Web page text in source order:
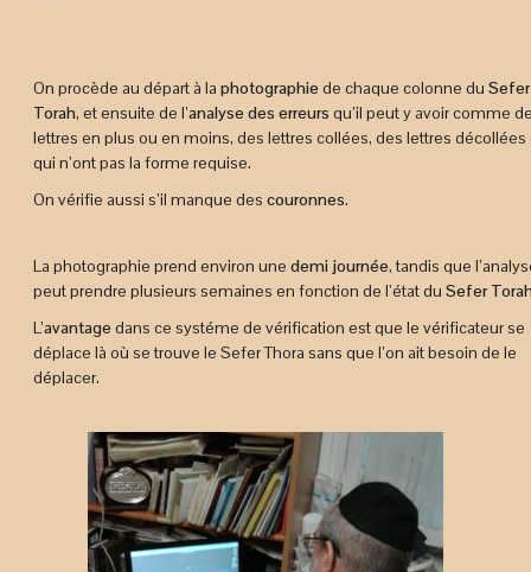
On procède au départ à laphotographie de chaque colonne duSefer
Torah, et ensuite de l’analyse des erreurs qu’il peut y avoir comme
lettres en plus ou en moins, des lettres collées, des lettres décollées
qui n’ont pas la forme requise.
On vérifie aussi s’il manque descouronnes.
La photographie prend environ unedemi journée, tandis que
peut prendre plusieurs semaines en fonction de l’état duSefer
L’avantage dans ce systéme de vérification est que le vérificateur se
déplace là où se trouve le Sefer Thora sans que l’on ait besoin de le
déplacer.